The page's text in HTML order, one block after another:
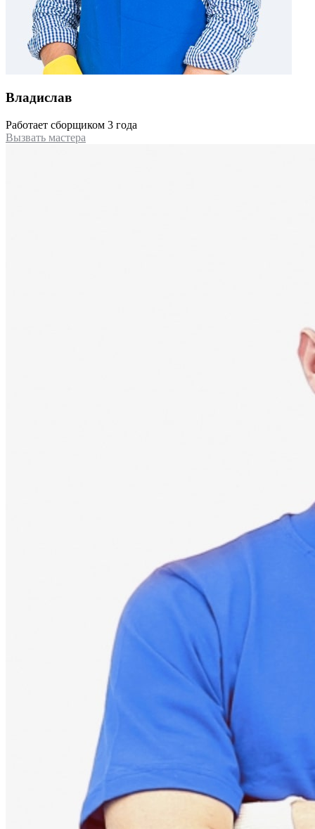
Владислав
Работает сборщиком 3 года
Вызвать мастера